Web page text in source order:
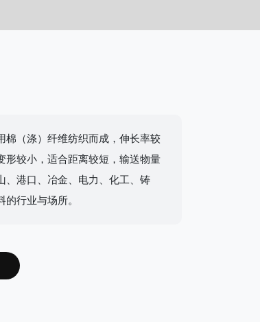
棉（涤）纤维纺织而成，伸长率较
形较小，适合距离较短，输送物量
、港口、冶金、电力、化工、铸
行业与场所。